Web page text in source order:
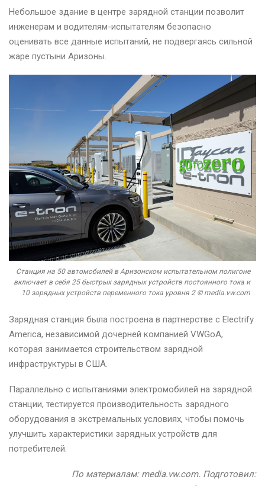
Небольшое здание в центре зарядной станции позволит
инженерам и водителям-испытателям безопасно
оценивать все данные испытаний, не подвергаясь сильной
жаре пустыни Аризоны.
Станция на 50 автомобилей в Аризонском испытательном полигоне
включает в себя 25 быстрых зарядных устройств постоянного тока и
10 зарядных устройств переменного тока уровня 2 © media.vw.com
Зарядная станция была построена в партнерстве с Electrify
America, независимой дочерней компанией VWGoA,
которая занимается строительством зарядной
инфраструктуры в США.
Параллельно с испытаниями электромобилей на зарядной
станции, тестируется производительность зарядного
оборудования в экстремальных условиях, чтобы помочь
улучшить характеристики зарядных устройств для
потребителей.
По материалам: media.vw.com. Подготовил: